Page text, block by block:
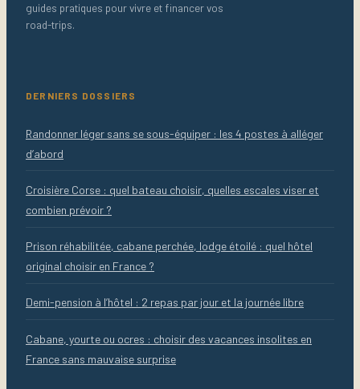
guides pratiques pour vivre et financer vos
road-trips.
DERNIERS DOSSIERS
Randonner léger sans se sous-équiper : les 4 postes à alléger
d’abord
Croisière Corse : quel bateau choisir, quelles escales viser et
combien prévoir ?
Prison réhabilitée, cabane perchée, lodge étoilé : quel hôtel
original choisir en France ?
Demi-pension à l’hôtel : 2 repas par jour et la journée libre
Cabane, yourte ou ocres : choisir des vacances insolites en
France sans mauvaise surprise